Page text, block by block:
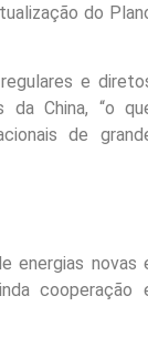
do
e
da China, “o
de
energias novas
cooperação